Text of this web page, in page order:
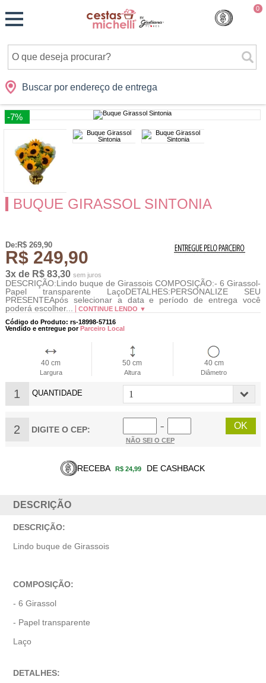
0
Buscar por endereço de entrega
Cidades Presentes Datas Shopping
Monte
sua
-7%
BUQUE GIRASSOL SINTONIA
De:R$ 269,90
R$ 249,90
3x de R$ 83,30 sem juros
DESCRIÇÃO:Lindo buque de Girassois COMPOSIÇÃO:- 6 Girassol-
Papel transparente LaçoDETALHES:PERSONALIZE SEU
PRESENTEApós selecionar a data e período de entrega você
poderá escolher...
CONTINUE LENDO ▼
Código do Produto: rs-18998-57116
Vendido e entregue porParceiro Local
40 cm
Largura
50 cm
Altura
40 cm
Diâmetro
1 QUANTIDADE
2 DIGITE O CEP:
−
NÃO SEI O CEP
RECEBA R$ 24,99 DE CASHBACK
DESCRIÇÃO
DESCRIÇÃO:
Lindo buque de Girassois
COMPOSIÇÃO:
- 6 Girassol
- Papel transparente
Laço
DETALHES: